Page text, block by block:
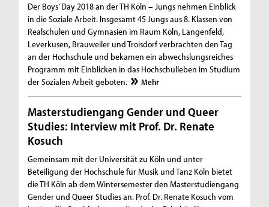
Der Boys´Day 2018 an der TH Köln – Jungs nehmen Einblick
in die Soziale Arbeit. Insgesamt 45 Jungs aus 8. Klassen von
Realschulen und Gymnasien im Raum Köln, Langenfeld,
Leverkusen, Brauweiler und Troisdorf verbrachten den Tag
an der Hochschule und bekamen ein abwechslungsreiches
Programm mit Einblicken in das Hochschulleben im Studium
der Sozialen Arbeit geboten.
Mehr
Masterstudiengang Gender und Queer
Studies: Interview mit Prof. Dr. Renate
Kosuch
Gemeinsam mit der Universität zu Köln und unter
Beteiligung der Hochschule für Musik und Tanz Köln bietet
die TH Köln ab dem Wintersemester den Masterstudiengang
Gender und Queer Studies an. Prof. Dr. Renate Kosuch vom